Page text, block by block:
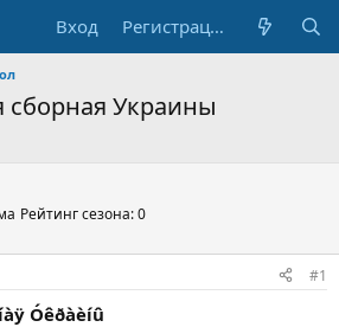
Вход Регистрация
сборная Украины
Рейтинг сезона: 0
#1
Óêðàèíû